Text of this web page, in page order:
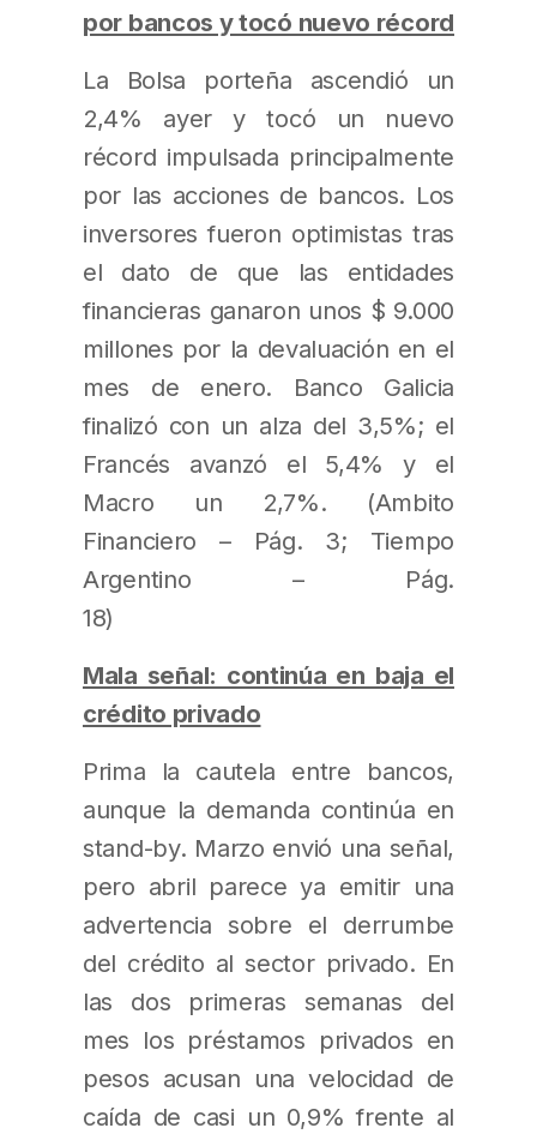
por bancos y tocó nuevo récord
La Bolsa porteña ascendió un
2,4% ayer y tocó un nuevo
récord impulsada principalmente
por las acciones de bancos. Los
inversores fueron optimistas tras
el dato de que las entidades
financieras ganaron unos $ 9.000
millones por la devaluación en el
mes de enero. Banco Galicia
finalizó con un alza del 3,5%; el
Francés avanzó el 5,4% y el
Macro un 2,7%. (Ambito
Financiero – Pág. 3; Tiempo
Argentino – Pág.
Mala señal: continúa en baja el
crédito privado
Prima la cautela entre bancos,
aunque la demanda continúa en
stand-by. Marzo envió una señal,
pero abril parece ya emitir una
advertencia sobre el derrumbe
del crédito al sector privado. En
las dos primeras semanas del
mes los préstamos privados en
pesos acusan una velocidad de
caída de casi un 0,9% frente al